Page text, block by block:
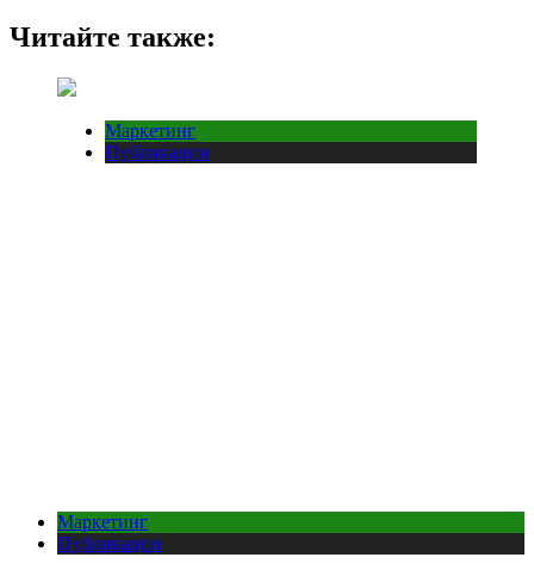
Читайте также:
Маркетинг
Публикации
Маркетинг
Публикации